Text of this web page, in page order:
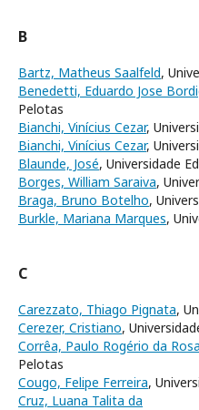
B
Bartz, Matheus Saalfeld,
Benedetti, Eduardo Jose
Pelotas
Bianchi, Vinícius Cezar,
Bianchi, Vinícius Cezar,
Blaunde, José, Universidade
Borges, William Saraiva,
Braga, Bruno Botelho,
Burkle, Mariana Marques,
C
Carezzato, Thiago Pignata,
Cerezer, Cristiano,
Corrêa, Paulo Rogério da Rosa
Pelotas
Cougo, Felipe Ferreira,
Cruz, Luana Talita da